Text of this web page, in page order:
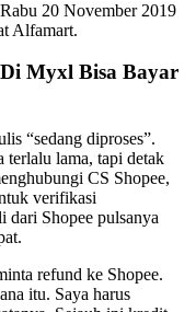
20 November 2019
Alfamart.
Myxl Bisa Bayar
“sedang diproses”.
terlalu lama, tapi detak
CS Shopee,
verifikasi
dari Shopee pulsanya
refund ke Shopee.
itu. Saya harus